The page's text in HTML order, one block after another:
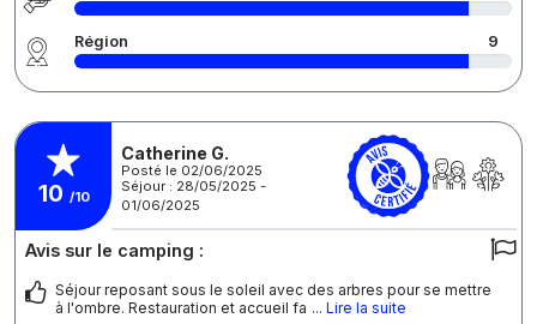
Région 9
10 /10
Catherine G.
Posté le 02/06/2025
Séjour : 28/05/2025 -
01/06/2025
Avis sur le camping :
Séjour reposant sous le soleil avec des arbres pour se mettre
à l'ombre. Restauration et accueil fa ... Lire la suite